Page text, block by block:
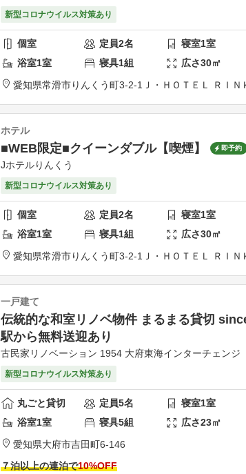
新型コロナウイルス対策あり
個室 定員2名 寝室1室
浴室1室 寝具1組 広さ30㎡
愛知県常滑市りんくう町3-2-1 Ｊ・ＨＯＴＥＬ ＲＩＮ
ホテル
■WEB限定■クイーンダブル【喫煙】 即予約
Jホテルりんくう
新型コロナウイルス対策あり
個室 定員2名 寝室1室
浴室1室 寝具1組 広さ30㎡
愛知県常滑市りんくう町3-2-1 Ｊ・ＨＯＴＥＬ ＲＩＮ
一戸建て
伝統的な和室リノベ物件 まるまる貸切
駅から無料送迎あり
古民家リノベーション 1954 大府東海インターチェンジ
新型コロナウイルス対策あり
丸ごと貸切 定員5名 寝室1室
浴室1室 寝具5組 広さ23㎡
愛知県大府市吉田町6-146
７泊以上の連泊で10%OFF